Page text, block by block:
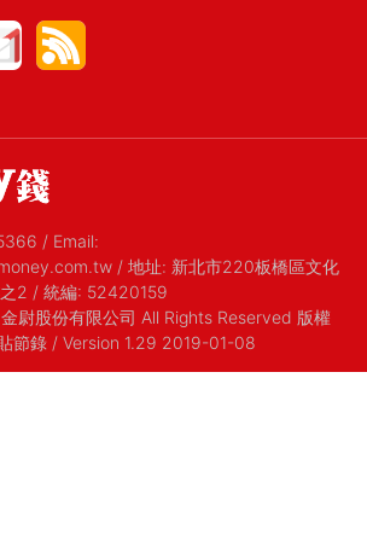
/ Email:
/ 地址: 新北市220板橋區文化
2 / 統編: 52420159
尉股份有限公司 All Rights Reserved 版權
節錄 / Version 1.29 2019-01-08